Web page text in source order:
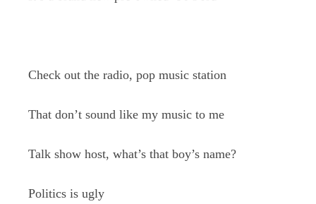
Check out the radio, pop music station
That don’t sound like my music to me
Talk show host, what’s that boy’s name?
Politics is ugly